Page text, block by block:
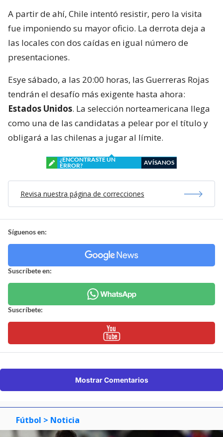
A partir de ahí, Chile intentó resistir, pero la visita
fue imponiendo su mayor oficio. La derrota deja a
las locales con dos caídas en igual número de
presentaciones.
Esye sábado, a las 20:00 horas, las Guerreras Rojas
tendrán el desafío más exigente hasta ahora:
Estados Unidos. La selección norteamericana llega
como una de las candidatas a pelear por el título y
obligará a las chilenas a jugar al límite.
¿ENCONTRASTE UN
ERROR?
AVÍSANOS
Revisa nuestra página de correcciones
Síguenos en:
Suscríbete en:
Suscríbete:
Mostrar Comentarios
Fútbol > Noticia